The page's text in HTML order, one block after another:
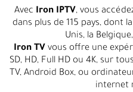
Avec Iron IPTV, vous
dans plus de 115 pays, dont
Unis, la
Iron TV vous offre une
SD, HD, Full HD ou 4K, sur
TV, Android Box, ou
internet